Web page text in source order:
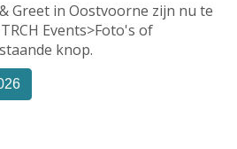
Greet in Oostvoorne zijn nu te
Events>Foto's of
knop.